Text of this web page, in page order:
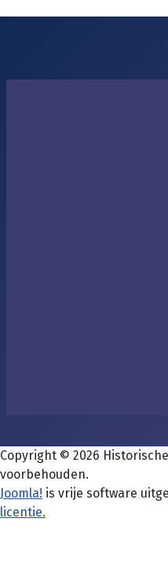
Copyright © 2026
voorbehouden.
Joomla! is vrije software
licentie.